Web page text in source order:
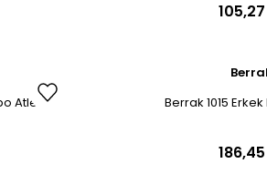
Atlet
Berrak 1015